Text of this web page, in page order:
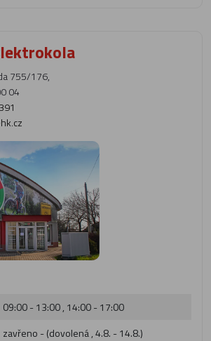
755/176,
04
09:00 - 13:00 , 14:00 - 17:00
zavřeno - (dovolená , 4.8. - 14.8.)